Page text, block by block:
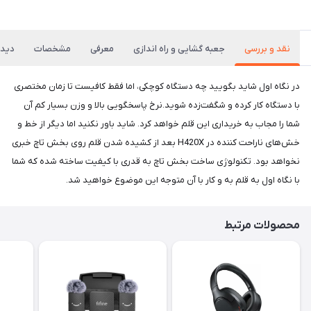
نقد و بررسی جعبه گشایی و راه اندازی معرفی مشخصات
در نگاه اول شاید بگویید چه دستگاه کوچکی، اما فقط کافیست تا زمان مختصری
با دستگاه کار کرده و شگفت‌زده شوید.نرخ پاسخگویی بالا و وزن بسیار کم آن
شما را مجاب به خریداری این قلم خواهد کرد. شاید باور نکنید اما دیگر از خط و
خش‌های ناراحت کننده در H420X بعد از کشیده شدن قلم روی بخش تاچ خبری
نخواهد بود. تکنولوژی ساخت بخش تاچ به قدری با کیفیت ساخته شده که شما
با نگاه اول به قلم به و کار با آن متوجه این موضوع خواهید شد.
محصولات مرتبط